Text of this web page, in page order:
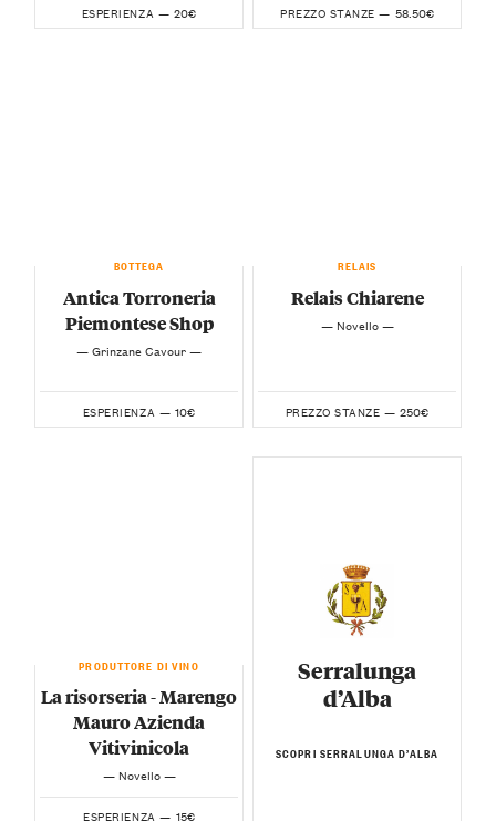
ESPERIENZA — 20€ PREZZO STANZE — 58.50€
BOTTEGA
Antica Torroneria
Piemontese Shop
— Grinzane Cavour —
ESPERIENZA — 10€
RELAIS
Relais Chiarene
— Novello —
PREZZO STANZE — 250€
PRODUTTORE DI VINO
La risorseria - Marengo
Mauro Azienda
Vitivinicola
— Novello —
ESPERIENZA — 15€
Serralunga
d’Alba
SCOPRI SERRALUNGA D’ALBA